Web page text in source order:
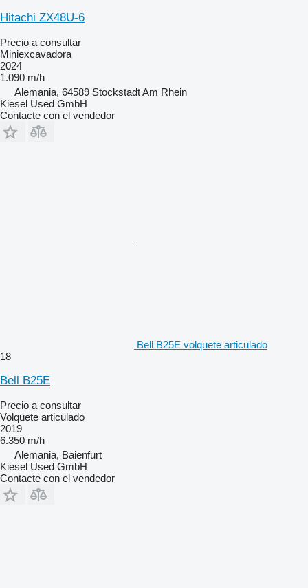
Hitachi ZX48U-6
Precio a consultar
Miniexcavadora
2024
1.090 m/h
Alemania, 64589 Stockstadt Am Rhein
Kiesel Used GmbH
Contacte con el vendedor
Bell B25E volquete articulado
18
Bell B25E
Precio a consultar
Volquete articulado
2019
6.350 m/h
Alemania, Baienfurt
Kiesel Used GmbH
Contacte con el vendedor